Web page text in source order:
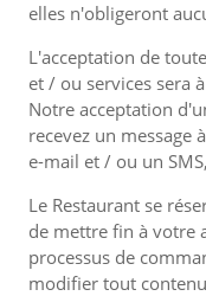
elles n'obligeront
L'acceptation de
et / ou services sera
Notre acceptation
recevez un message
e-mail et / ou un
Le Restaurant se
de mettre fin à votre
processus de
modifier tout